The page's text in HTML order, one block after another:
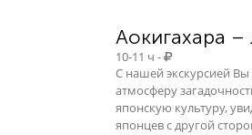
Аокигахара
10-11 ч -
С нашей экскурсией Вы
атмосферу
японскую культуру,
японцев с другой